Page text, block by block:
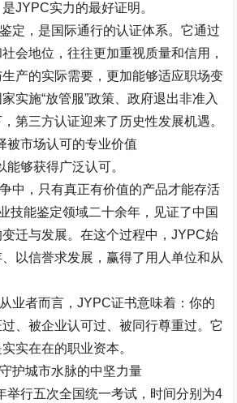
是JYPC实力的最好证明。
定，是国际通行的认证体系。它通过
会地位，往往更加重视质量和信用，
产的实际需要，更加能够适应职场变
实施“放管服”政策、政府退出非准入
第三方认证迎来了历史性发展机遇。
被市场认可的专业价值
能够获得广泛认可。
中，只有真正有价值的产品才能存活
技能鉴定领域二十余年，见证了中国
迁与发展。在这个过程中，JYPC始
以信誉求发展，赢得了用人单位和从
业者而言，JYPC证书意味着：你的
、被企业认可过、被同行尊重过。它
实在在的职业资本。
护城市水脉的中坚力量
举行五次全国统一考试，时间分别为4